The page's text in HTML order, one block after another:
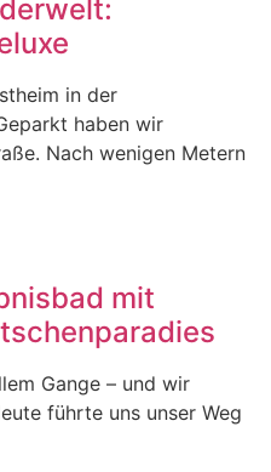
in der
haben wir
Nach wenigen Metern
mit
Gange – und wir
führte uns unser Weg